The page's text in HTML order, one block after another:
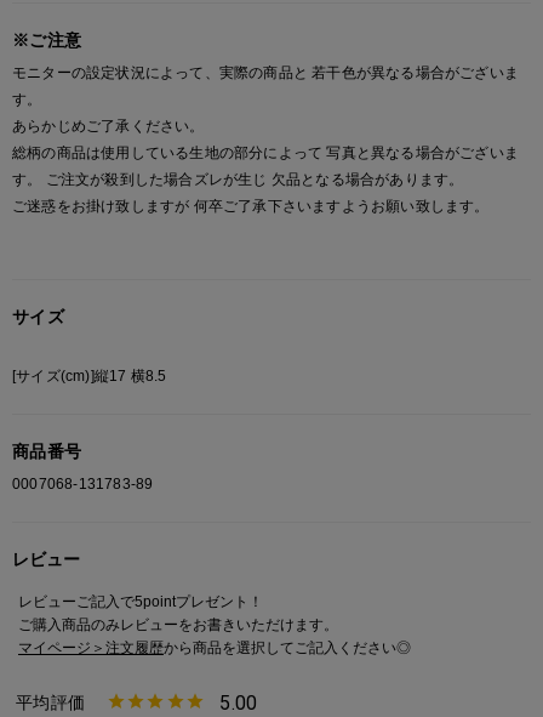
※ご注意
モニターの設定状況によって、実際の商品と 若干色が異なる場合がございま
す。
あらかじめご了承ください。
総柄の商品は使用している生地の部分によって 写真と異なる場合がございま
す。 ご注文が殺到した場合ズレが生じ 欠品となる場合があります。
ご迷惑をお掛け致しますが 何卒ご了承下さいますようお願い致します。
サイズ
[サイズ(cm)]縦17 横8.5
商品番号
0007068-131783-89
レビュー
レビューご記入で5pointプレゼント！
ご購入商品のみレビューをお書きいただけます。
マイページ＞注文履歴から商品を選択してご記入ください◎
5.00